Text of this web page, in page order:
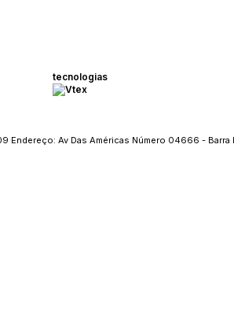
tecnologias
Endereço: Av Das Américas Número 04666 -